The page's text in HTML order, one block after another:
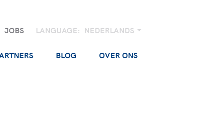
JOBS LANGUAGE: NEDERLANDS
BLOG OVER ONS